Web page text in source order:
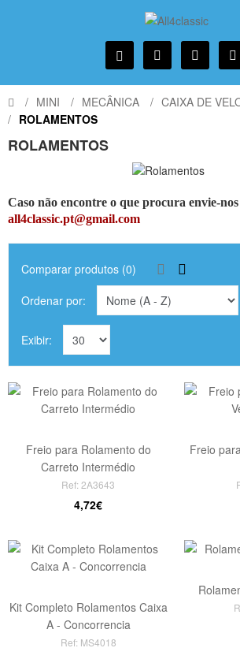
MINI MECÂNICA
CAIXA DE
ROLAMENTOS
ROLAMENTOS
Caso não encontre o que procura envie-
all4classic.pt@gmail.com
Comparar produtos (0)
Ordenar por:
Exibir:
Freio para Rolamento do
Carreto Intermédio
Ref: 2A3643
4,72€
Freio
Kit Completo Rolamentos Caixa
A - Concorrencia
Ref: MS4018